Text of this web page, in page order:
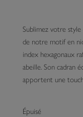
Sublimez votre
de notre motif en
index hexagonaux
abeille. Son cadran
apportent une
Épuisé